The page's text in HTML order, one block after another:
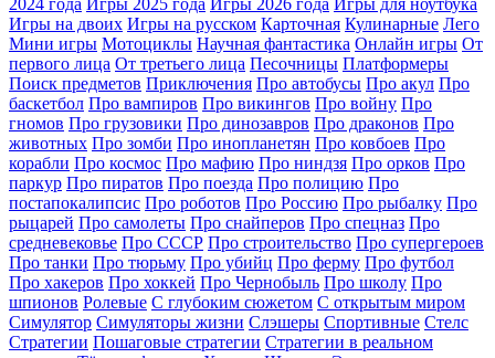
Игры на двоих Игры на русском Карточная Кулинарные Лего
Мини игры Мотоциклы Научная фантастика Онлайн игры От
первого лица От третьего лица Песочницы Платформеры
Поиск предметов Приключения Про автобусы Про акул Про
баскетбол Про вампиров Про викингов Про войну Про
гномов Про грузовики Про динозавров Про драконов Про
животных Про зомби Про инопланетян Про ковбоев Про
корабли Про космос Про мафию Про ниндзя Про орков Про
паркур Про пиратов Про поезда Про полицию Про
постапокалипсис Про роботов Про Россию Про рыбалку Про
рыцарей Про самолеты Про снайперов Про спецназ Про
средневековье Про СССР Про строительство Про супергероев
Про танки Про тюрьму Про убийц Про ферму Про футбол
Про хакеров Про хоккей Про Чернобыль Про школу Про
шпионов Ролевые С глубоким сюжетом С открытым миром
Симулятор Симуляторы жизни Слэшеры Спортивные Стелс
Стратегии Пошаговые стратегии Стратегии в реальном